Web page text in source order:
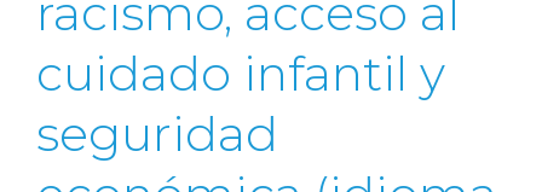
racismo, acceso al
cuidado infantil y
seguridad